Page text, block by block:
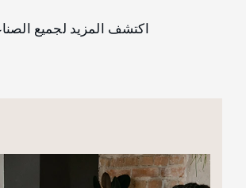
اكتشف المزيد لجميع الصناعات